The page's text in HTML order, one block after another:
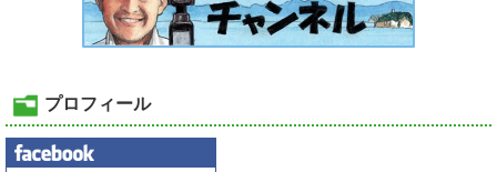
プロフィール